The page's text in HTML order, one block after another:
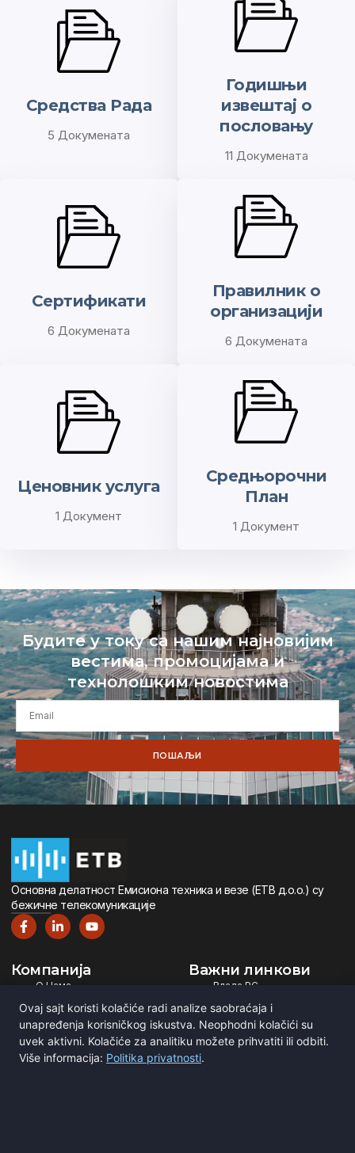
Средства Рада
5 Докумената
Годишњи
извештај о
пословању
11 Докумената
Сертификати
6 Докумената
Правилник о
организацији
6 Докумената
Ценовник услуга
1 Документ
Средњорочни
План
1 Документ
Будите у току са нашим најновијим
вестима, промоцијама и
технолошким новостима
ПОШАЉИ
Oсновна дeлатност Eмисиона тeхника и вeзe (ETВ д.о.о.) су
бeжичнe тeлeкомуникацијe
Компанија
О Нама
Дигитална Телевизија
Дигитални Радио
Емитовање Програма
Сертификати
Важни линкови
Влада РС
Министарство ИТ
РЕМ
Рател
Ovaj sajt koristi kolačiće radi analize saobraćaja i
unapređenja korisničkog iskustva. Neophodni kolačići su
uvek aktivni. Kolačiće za analitiku možete prihvatiti ili odbiti.
Više informacija: Politika privatnosti.